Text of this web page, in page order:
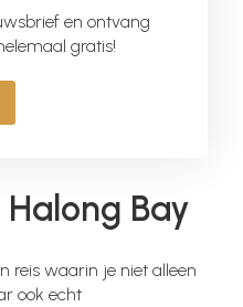
en ontvang
gratis!
Bay
reis waarin je niet alleen
ook echt